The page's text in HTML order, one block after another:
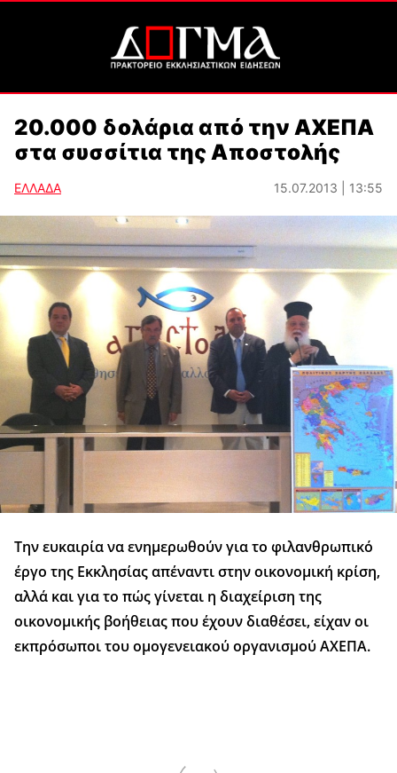
20.000 δολάρια από την ΑΧΕΠΑ
στα συσσίτια της Αποστολής
ΕΛΛΑΔΑ 15.07.2013 | 13:55
Την ευκαιρία να ενημερωθούν για το φιλανθρωπικό
έργο της Εκκλησίας απέναντι στην οικονομική κρίση,
αλλά και για το πώς γίνεται η διαχείριση της
οικονομικής βοήθειας που έχουν διαθέσει, είχαν οι
εκπρόσωποι του ομογενειακού οργανισμού ΑΧΕΠΑ.